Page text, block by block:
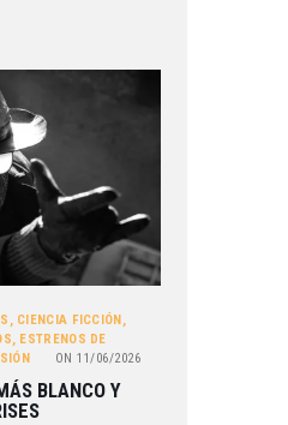
, CIENCIA FICCIÓN ,
, ESTRENOS DE
ON 11/06/2026
BLANCO Y